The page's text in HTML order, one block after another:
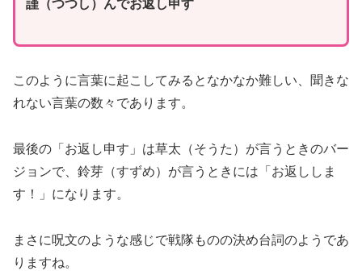
謹（つつし）んでお返し申す
このように言葉に起こしてみるとなかなか難しい、聞きな
れない言葉の数々であります。
最後の「お返し申す」は草太（そうた）が言うときのバー
ジョンで、鈴芽（すずめ）が言うときには「お返ししま
す！」になります。
まさに呪文のような感じで戦隊ものの決め台詞のようであ
りますね。